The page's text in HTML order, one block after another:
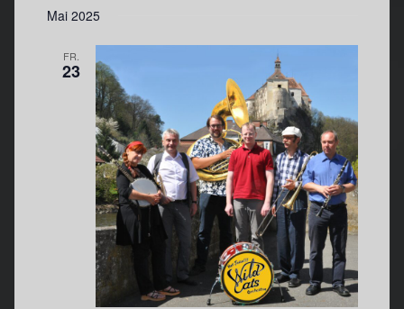
a
t
i
o
n
Mai 2025
FR.
23